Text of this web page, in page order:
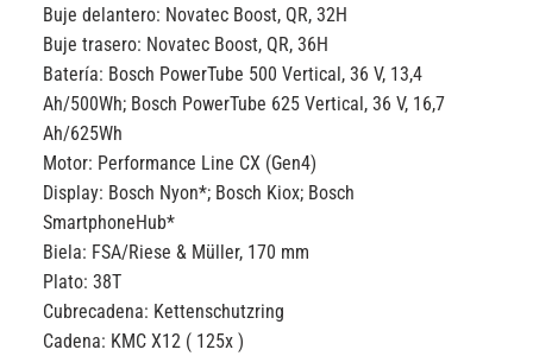
Buje delantero: Novatec Boost, QR, 32H
Buje trasero: Novatec Boost, QR, 36H
Batería: Bosch PowerTube 500 Vertical, 36 V, 13,4
Ah/500Wh; Bosch PowerTube 625 Vertical, 36 V, 16,7
Ah/625Wh
Motor: Performance Line CX (Gen4)
Display: Bosch Nyon*; Bosch Kiox; Bosch
SmartphoneHub*
Biela: FSA/Riese & Müller, 170 mm
Plato:38T
Cubrecadena: Kettenschutzring
Cadena: KMC X12 ( 125x )